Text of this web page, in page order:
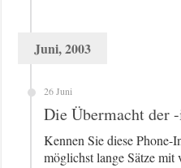
Juni, 2003
26 Juni
Die Übermacht der
Kennen Sie diese
möglichst lange Sätze